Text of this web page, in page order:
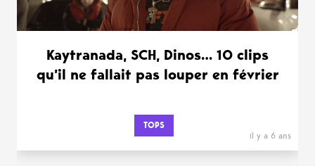
Kaytranada, SCH, Dinos… 10 clips
qu’il ne fallait pas louper en février
TOPS
il y a 6 ans